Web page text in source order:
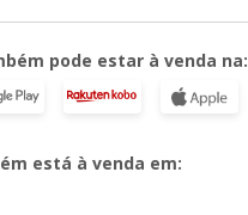
pode estar à venda na:
está à venda em: